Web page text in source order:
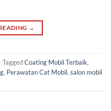
→
TaggedCoating Mobil Terbaik,
, Perawatan Cat Mobil, salon mobil